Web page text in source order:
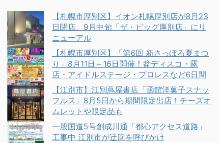
【札幌市厚別区】イオン札幌厚別店が8月23
日閉店、9月中旬「ザ・ビッグ厚別店」にリ
ニューアル
【札幌市厚別区】「第6回 新さっぽろ夏まつ
り」8月11日～16日開催！盆ディスコ・露
店・アイドルステージ・プロレスなど6日間
【江別市】江別蔦屋書店「函館洋菓子スナッ
フルス」8月5日から期間限定出店！チーズオ
ムレットや限定品も
一般国道5号創成川通「都心アクセス道路」
工事中 江別市が迂回を呼びかけ